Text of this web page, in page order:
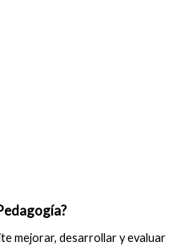
mejorar, desarrollar y evaluar